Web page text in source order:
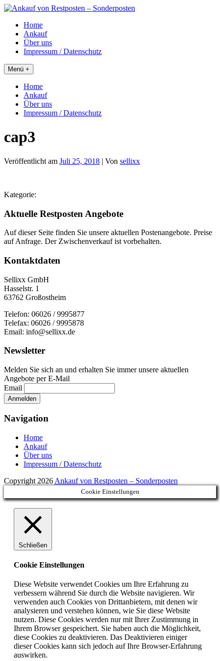
Skip
contentHome
Ankauf
Über uns
Impressum / Datenschutz
Menü +
Home
Ankauf
Über uns
Impressum / Datenschutz
cap3
Veröffentlicht am Juli 25, 2018 | Von sellixx
Kategorie:
Aktuelle Restposten Angebote
Auf dieser Seite finden Sie unsere aktuellen Postenangebote. Preise
auf Anfrage. Der Zwischenverkauf ist vorbehalten.
Kontaktdaten
Sellixx GmbH
Hasselstr. 1
63762 Großostheim
Telefon: 06026 / 9995877
Telefax: 06026 / 9995878
Email: info@sellixx.de
Newsletter
Melden Sie sich an und erhalten Sie immer unsere aktuellen
Angebote per E-Mail
Email
Navigation
Home
Ankauf
Über uns
Impressum / Datenschutz
Copyright 2026 Ankauf von Restposten – Sonderposten
Cookie Einstellungen
Schließen
Cookie Einstellungen
Diese Website verwendet Cookies um Ihre Erfahrung zu
verbessern während Sie durch die Website navigieren. Wir
verwenden auch Cookies von Drittanbietern, mit denen wir
analysieren und verstehen können, wie Sie diese Website
nutzen. Diese Cookies werden nur mit Ihrer Zustimmung in
Ihrem Browser gespeichert. Sie haben auch die Möglichkeit,
diese Cookies zu deaktivieren. Das Deaktivieren einiger
dieser Cookies kann sich jedoch auf Ihre Browser-Erfahrung
auswirken.